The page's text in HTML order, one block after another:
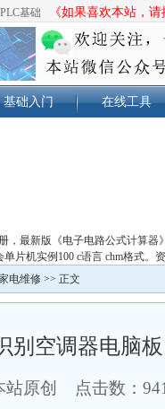
PLC基础 《如果喜欢本站，
基础入门 在线工具
，最新版《电子电路公式计算器
片机实例100 c语言 chm格式。
电维修 >> 正文
别空调器电脑
原创 点击数：